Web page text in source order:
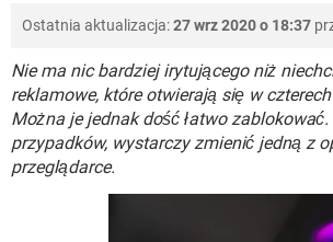
INSTAGRAM FACEBOOK
WINDOWS 10
INSTAGRAM FACEBOOK
WINDOWS 10
COVID-19 TIKTOK
GRY WHATSAPP
SPOTIFY NETFLIX
INSTAGRAM FACEBOOK
WINDOWS 10
COVID-19
GRY WHATSAPP
SPOTIFY
FACEBOOK
Ostatnia aktualizacja:27 wrz 2020 o 18:37
Nie ma nic bardziej irytującego niż
reklamowe, które otwierają się w
Można je jednak dość łatwo
przypadków, wystarczy zmienić jedną z
przeglądarce.